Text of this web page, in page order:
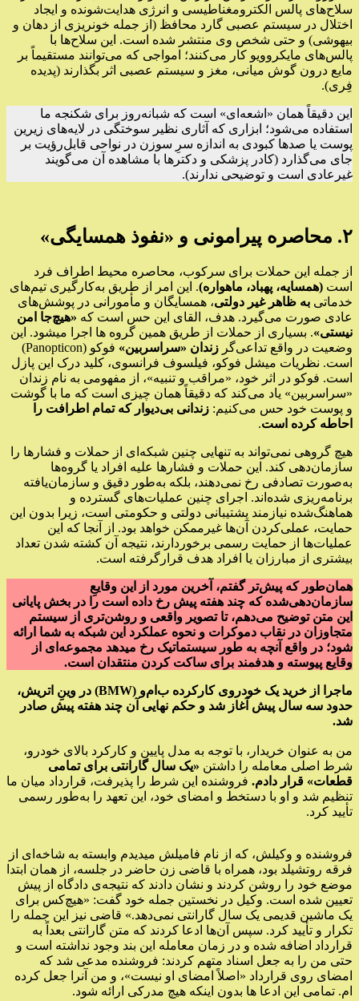
سلاح‌های پالس الکترومغناطیسی و انرژی هدایت‌شونده و ایجاد
اختلال در سیستم عصبی گارد محافظ (از جمله خونریزی از دهان و
بیهوشی) و حتی شخص وی منتشر شده است. این سلاح‌ها با
پالس‌های مایکروویو کار می‌کنند؛ امواجی که می‌توانند مستقیماً بر
مایع درون گوش میانی، مغز و سیستم عصبی اثر بگذارند (پدیده
فِری).
این دقیقاً همان «اشعه‌ای» است که شبانه‌روز برای شکنجه ما
استفاده می‌شود؛ ابزاری که آثاری نظیر سوختگی در لایه‌های زیرین
پوست یا صدها کبودی به اندازه سرِ سوزن در نواحی قابل‌رؤیت بر
جای می‌گذارد (کادر پزشکی و دکترها با مشاهده آن می‌گویند
غیرعادی است و توضیحی ندارند).
۲. محاصره پیرامونی و «نفوذ همسایگی»
از جمله این حملات برای سرکوب، محاصره محیط اطراف فرد
است (همسایه، پهباد، ماهواره). این امر از طریق به‌کارگیری تیم‌های
خدماتی به ظاهر غیر دولتی، همسایگان و مأمورانی در پوشش‌های
عادی صورت می‌گیرد. هدف، القای این حس است که «هیچ‌جا امن
نیستی». بسیاری از حملات از طریق همین گروه ها اجرا میشود. این
وضعیت در واقع تداعی‌گر زندان «سراسربین»
فوکو (Panopticon)
است. نظریات میشل فوکو، فیلسوف فرانسوی، کلید درک این پازل
است. فوکو در اثر خود، «مراقب و تنبیه»، از مفهومی به نام زندان
«سراسربین» یاد می‌کند که دقیقاً همان چیزی است که ما با گوشت
و پوست خود حس می‌کنیم: زندانی بی‌دیوار که تمام اطرافت را
احاطه کرده است.
هیچ گروهی نمی‌تواند به تنهایی چنین شبکه‌ای از حملات و فشارها را
سازمان‌دهی کند. این حملات و فشارها علیه افراد یا گروه‌ها
به‌صورت تصادفی رخ نمی‌دهند، بلکه به‌طور دقیق و سازمان‌یافته
برنامه‌ریزی شده‌اند. اجرای چنین عملیات‌های گسترده و
هماهنگ‌شده نیازمند پشتیبانی دولتی و حکومتی است، زیرا بدون این
حمایت، عملی‌کردن آن‌ها غیرممکن خواهد بود. از آنجا که این
عملیات‌ها از حمایت رسمی برخوردارند، نتیجه آن کشته شدن تعداد
بیشتری از مبارزان یا افراد هدف قرارگرفته است.
همان‌طور که پیش‌تر گفتم، آخرین مورد از این وقایعِ
سازمان‌دهی‌شده که چند هفته پیش رخ داده است را در بخش پایانی
این متن توضیح می‌دهم، تا تصویر واقعی و روشن‌تری از سیستم
متجاوزان در نقاب دموکرات و نحوه عملکرد این شبکه به شما ارائه
شود؛ در واقع آنچه به طور سیستماتیک رخ میدهد مجموعه‌ای از
وقایع پیوسته و هدفمند برای ساکت کردن منتقدان است.
ماجرا از خرید یک خودروی کارکرده ب‌ام‌و (BMW) در وینِ اتریش،
حدود سه سال پیش آغاز شد و حکم نهایی آن چند هفته پیش صادر
شد.
من به عنوان خریدار، با توجه به مدل پایین و کارکرد بالای خودرو،
شرط اصلی معامله را داشتن «یک سال گارانتی برای تمامی
قطعات» قرار دادم. فروشنده این شرط را پذیرفت، قرارداد میان ما
تنظیم شد و او با دستخط و امضای خود، این تعهد را به‌طور رسمی
تأیید کرد.
فروشنده و وکیلش، که از نام فامیلش میدیدم وابسته به شاخه‌ای از
فرقه روتشیلد بود، همراه با قاضی زن حاضر در جلسه، از همان ابتدا
موضع خود را روشن کردند و نشان دادند که نتیجه‌ی دادگاه از پیش
تعیین شده است. وکیل در نخستین جمله خود گفت: «هیچ‌کس برای
یک ماشین قدیمی یک سال گارانتی نمی‌دهد.» قاضی نیز این جمله را
تکرار و تأیید کرد. سپس آن‌ها ادعا کردند که متن گارانتی بعداً به
قرارداد اضافه شده و در زمان معامله این بند وجود نداشته است و
حتی من را به جعل اسناد متهم کردند: فروشنده مدعی شد که
امضای روی قرارداد «اصلاً امضای او نیست»، و من آنرا جعل کرده
ام. تمامی این ادعا ها بدون اینکه هیچ مدرکی ارائه شود.